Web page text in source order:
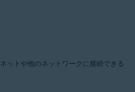
ットや他のネットワークに接続できる